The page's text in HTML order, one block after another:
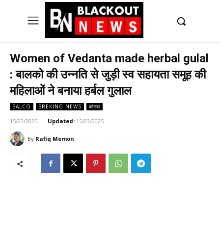
Women of Vedanta made herbal gulal
: बालको की उन्नति से जुड़ी स्व सहायता समूह की
महिलाओं ने बनाया हर्बल गुलाल
BALCO BREKING NEWS कोरबा
15/03/2025 Updated: 15/03/2025
By Rafiq Memon